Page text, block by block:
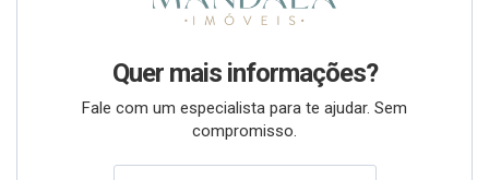
Quer mais informações?
Fale com um especialista para te ajudar. Sem
compromisso.